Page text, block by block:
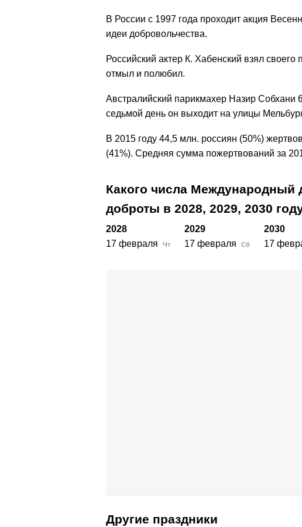
В России с 1997 года проходит акция
идеи добровольчества.
Российский актер К. Хабенский взял
отмыл и полюбил.
Австралийский парикмахер Назир Собхани
седьмой день он выходит на улицы
В 2015 году 44,5 млн. россиян (50%)
(41%). Средняя сумма пожертвований за
Какого числа Международный
доброты в 2028, 2029, 2030
2028 2029
2030
17 февраля
Чт 17 февраля Сб 17
Другие праздники